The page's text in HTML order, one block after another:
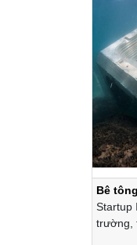
Bê
Startup
trường,